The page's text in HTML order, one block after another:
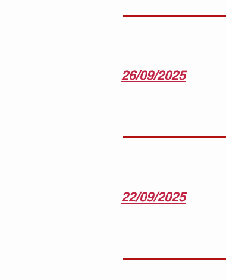
26/09/2025
22/09/2025